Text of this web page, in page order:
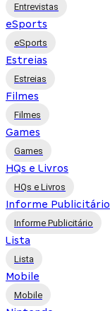
Entrevistas
eSports
eSports
Estreias
Estreias
Filmes
Filmes
Games
Games
HQs e Livros
HQs e Livros
Informe Publicitário
Informe Publicitário
Lista
Lista
Mobile
Mobile